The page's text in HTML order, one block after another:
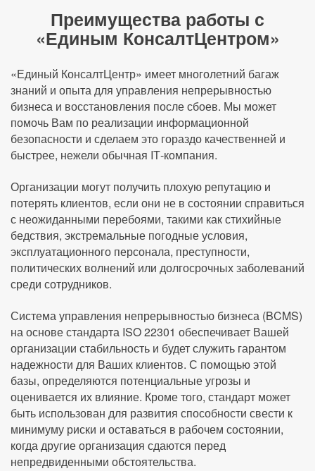
Преимущества работы с
«Единым КонсалтЦентром»
«Единый КонсалтЦентр» имеет многолетний багаж
знаний и опыта для управления непрерывностью
бизнеса и восстановления после сбоев. Мы может
помочь Вам по реализации информационной
безопасности и сделаем это гораздо качественней и
быстрее, нежели обычная IТ-компания.
Организации могут получить плохую репутацию и
потерять клиентов, если они не в состоянии справиться
с неожиданными перебоями, такими как стихийные
бедствия, экстремальные погодные условия,
эксплуатационного персонала, преступности,
политических волнений или долгосрочных заболеваний
среди сотрудников.
Система управления непрерывностью бизнеса (BCMS)
на основе стандарта ISO 22301 обеспечивает Вашей
организации стабильность и будет служить гарантом
надежности для Ваших клиентов. С помощью этой
базы, определяются потенциальные угрозы и
оценивается их влияние. Кроме того, стандарт может
быть использован для развития способности свести к
минимуму риски и оставаться в рабочем состоянии,
когда другие организация сдаются перед
непредвиденными обстоятельства.